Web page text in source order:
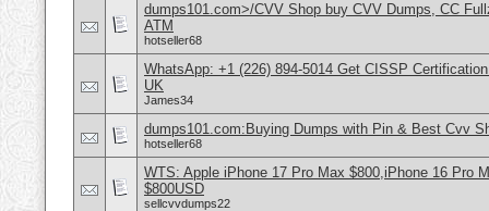
dumps101.com>/CVV Shop buy CVV Dumps, CC
ATM
hotseller68
WhatsApp: +1 (226) 894-5014​ Get CISSP
UK
James34
dumps101.com:Buying Dumps with Pin & Best Cvv
hotseller68
WTS: Apple iPhone 17 Pro Max $800,iPhone 16 Pro
$800USD
sellcvvdumps22